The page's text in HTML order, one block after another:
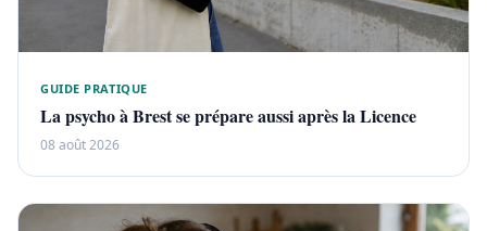
GUIDE PRATIQUE
La psycho à Brest se prépare aussi après la Licence
08 août 2026